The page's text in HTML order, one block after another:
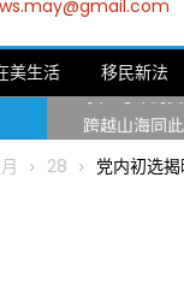
美生活 移民新法
一晃三十年
筝声与琴韵
跨越山海同
三十二载跨
28 党内初选